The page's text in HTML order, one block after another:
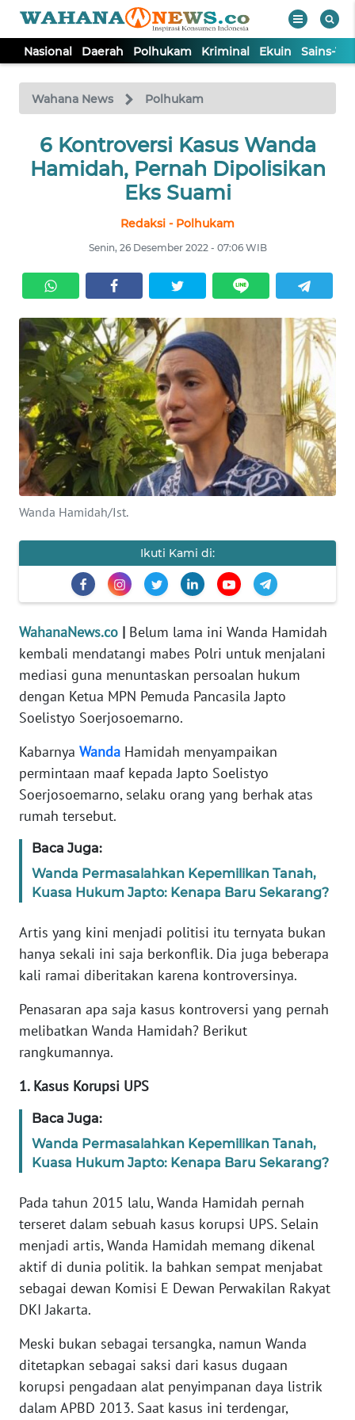
Nasional Daerah Polhukam Kriminal Ekuin Sains-
Wahana News Polhukam
6 Kontroversi Kasus Wanda
Hamidah, Pernah Dipolisikan
Eks Suami
Redaksi - Polhukam
Senin, 26 Desember 2022 - 07:06 WIB
Wanda Hamidah/Ist.
Ikuti Kami di:
WahanaNews.co | Belum lama ini Wanda Hamidah
kembali mendatangi mabes Polri untuk menjalani
mediasi guna menuntaskan persoalan hukum
dengan Ketua MPN Pemuda Pancasila Japto
Soelistyo Soerjosoemarno.
Kabarnya Wanda Hamidah menyampaikan
permintaan maaf kepada Japto Soelistyo
Soerjosoemarno, selaku orang yang berhak atas
rumah tersebut.
Baca Juga:
Wanda Permasalahkan Kepemilikan Tanah,
Kuasa Hukum Japto: Kenapa Baru Sekarang?
Artis yang kini menjadi politisi itu ternyata bukan
hanya sekali ini saja berkonflik. Dia juga beberapa
kali ramai diberitakan karena kontroversinya.
Penasaran apa saja kasus kontroversi yang pernah
melibatkan Wanda Hamidah? Berikut
rangkumannya.
1. Kasus Korupsi UPS
Baca Juga:
Wanda Permasalahkan Kepemilikan Tanah,
Kuasa Hukum Japto: Kenapa Baru Sekarang?
Pada tahun 2015 lalu, Wanda Hamidah pernah
terseret dalam sebuah kasus korupsi UPS. Selain
menjadi artis, Wanda Hamidah memang dikenal
aktif di dunia politik. Ia bahkan sempat menjabat
sebagai dewan Komisi E Dewan Perwakilan Rakyat
DKI Jakarta.
Meski bukan sebagai tersangka, namun Wanda
ditetapkan sebagai saksi dari kasus dugaan
korupsi pengadaan alat penyimpanan daya listrik
dalam APBD 2013. Saat kasus ini terdengar,
TV
Tutup
NASIONAL
KRIMINAL
EKUIN
SAINS-TEKNO
KESEHATAN
INTERNASIONAL
SERBA-SERBI
PENDIDIKAN
OLAHRAGA
OPINI
EDITORIAL
Informasi
INDEKS
BERITA
KONTAK
KAMI
INFO
IKLAN
TENTANG
PEDOMAN
MEDIA
SIBER
REDAKSI
DISCLAIMER
News
WN
SUMUT
WN
WN
JABAR